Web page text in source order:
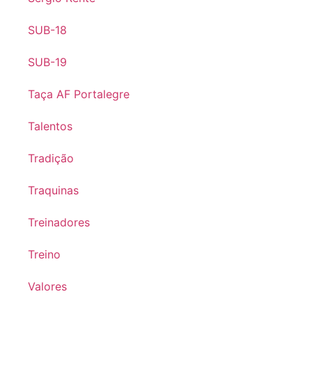
SUB-18
SUB-19
Taça AF Portalegre
Talentos
Tradição
Traquinas
Treinadores
Treino
Valores